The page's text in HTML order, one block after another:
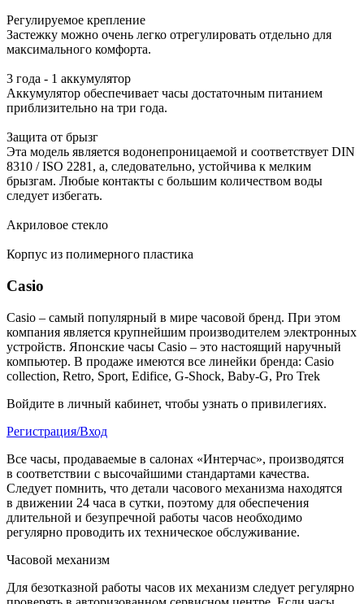
Регулируемое крепление
Застежку можно очень легко отрегулировать отдельно для
максимального комфорта.
3 года - 1 аккумулятор
Аккумулятор обеспечивает часы достаточным питанием
приблизительно на три года.
Защита от брызг
Эта модель является водонепроницаемой и соответствует DIN
8310 / ISO 2281, а, следовательно, устойчива к мелким
брызгам. Любые контакты с большим количеством воды
следует избегать.
Акриловое стекло
Корпус из полимерного пластика
Casio
Casio – самый популярный в мире часовой бренд. При этом
компания является крупнейшим производителем электронных
устройств. Японские часы Casio – это настоящий наручный
компьютер. В продаже имеются все линейки бренда: Casio
collection, Retro, Sport, Edifice, G-Shock, Baby-G, Pro Trek
Войдите в личный кабинет, чтобы узнать о привилегиях.
Регистрация/Вход
Все часы, продаваемые в салонах «Интерчас», производятся
в соответствии с высочайшими стандартами качества.
Следует помнить, что детали часового механизма находятся
в движении 24 часа в сутки, поэтому для обеспечения
длительной и безупречной работы часов необходимо
регулярно проводить их техническое обслуживание.
Часовой механизм
Для безотказной работы часов их механизм следует регулярно